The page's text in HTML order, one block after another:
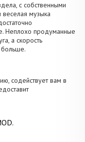
с собственными
веселая музыка
Неплохо продуманные
а скорость
больше.
содействует вам в